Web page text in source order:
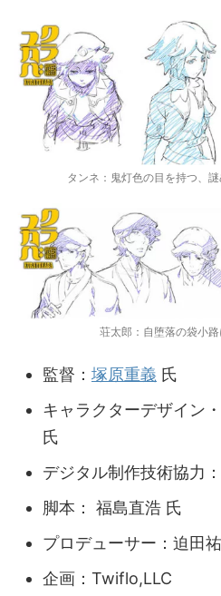
タンネ：鬼灯色の目を持つ、
荘太郎：自堕落の袋小
監督： 塚原重義 氏
キャラクターデザイン
氏
デジタル制作技術協力
脚本： 福島直浩 氏
プロデューサー：迫田
企画：Twiflo,LLC